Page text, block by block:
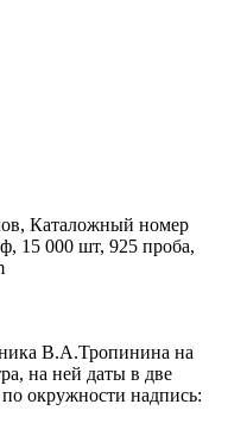
Каталожный номер
15 000 шт, 925 проба,
В.А.Тропинина на
на ней даты в две
окружности надпись: